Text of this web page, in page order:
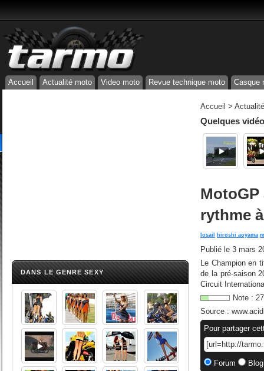
Accueil Actualité moto Video moto Revue technique moto Casque
DANS LE GENRE SEXY
Accueil >
Quelques
rythme
losail hiroshi aoyama
Publié le 3 mars
Le Champion en
de la pré-saison
Circuit
Note : 27
Source :
Pour partager
Forum